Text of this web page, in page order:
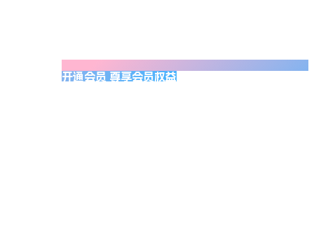
开通会员 尊享会员权益